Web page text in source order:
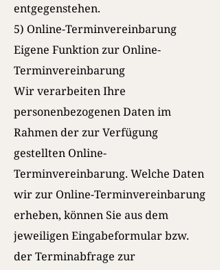
entgegenstehen.
5) Online-Terminvereinbarung
Eigene Funktion zur Online-
Terminvereinbarung
Wir verarbeiten Ihre
personenbezogenen Daten im
Rahmen der zur Verfügung
gestellten Online-
Terminvereinbarung. Welche Daten
wir zur Online-Terminvereinbarung
erheben, können Sie aus dem
jeweiligen Eingabeformular bzw.
der Terminabfrage zur